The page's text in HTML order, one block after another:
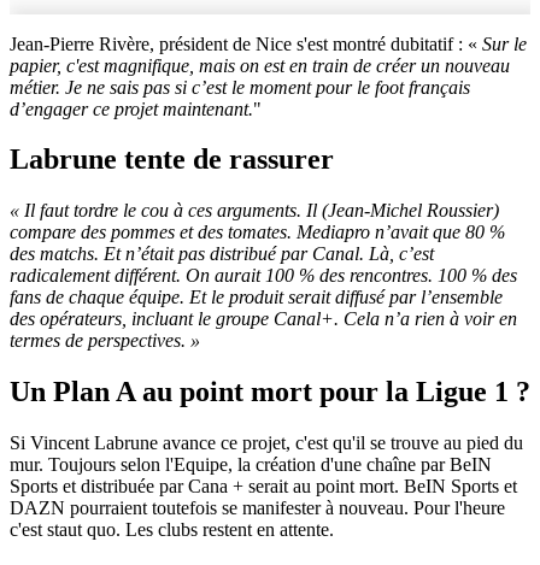
Jean-Pierre Rivère, président de Nice s'est montré dubitatif : « Sur le
papier, c'est magnifique, mais on est en train de créer un nouveau
métier. Je ne sais pas si c’est le moment pour le foot français
d’engager ce projet maintenant."
Labrune tente de rassurer
« Il faut tordre le cou à ces arguments. Il (Jean-Michel Roussier)
compare des pommes et des tomates. Mediapro n’avait que 80 %
des matchs. Et n’était pas distribué par Canal. Là, c’est
radicalement différent. On aurait 100 % des rencontres. 100 % des
fans de chaque équipe. Et le produit serait diffusé par l’ensemble
des opérateurs, incluant le groupe Canal+. Cela n’a rien à voir en
termes de perspectives. »
Un Plan A au point mort pour la Ligue 1 ?
Si Vincent Labrune avance ce projet, c'est qu'il se trouve au pied du
mur. Toujours selon l'Equipe, la création d'une chaîne par BeIN
Sports et distribuée par Cana + serait au point mort. BeIN Sports et
DAZN pourraient toutefois se manifester à nouveau. Pour l'heure
c'est staut quo. Les clubs restent en attente.